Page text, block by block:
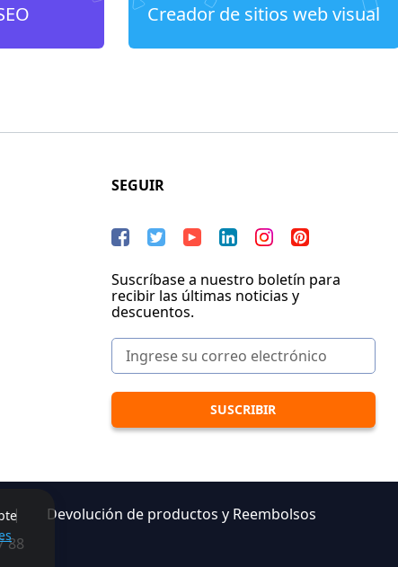
Creador de sitios web visual
SEGUIR
Suscríbase a nuestro boletín para
recibir las últimas noticias y
descuentos.
|
Devolución de productos y Reembolsos
88